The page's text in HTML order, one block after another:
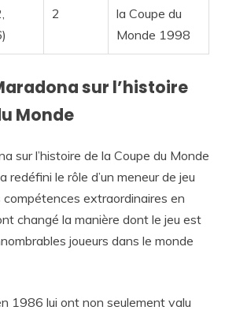
2
la Coupe du
Monde 1998
sur l’histoire
Monde
sur l’histoire de la Coupe du Monde
redéfini le rôle d’un meneur de jeu
extraordinaires en
changé la manière dont le jeu est
joueurs dans le monde
1986 lui ont non seulement valu